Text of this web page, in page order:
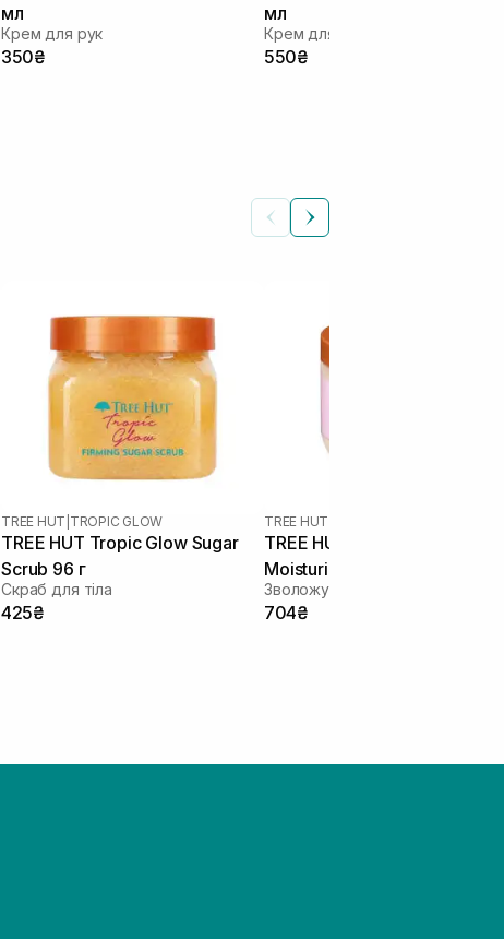
мл
Крем для рук
350₴
мл
Крем для рук
550₴
TREE HUT TROPIC GLOW
TREE HUT Tropic Glow Sugar
Scrub 96 г
Скраб для тіла
425₴
TREE HUT
TREE HUT Cinnamon Dolce
Moisturizing Scrub 425 г
Зволожувальний скраб для тіла
704₴